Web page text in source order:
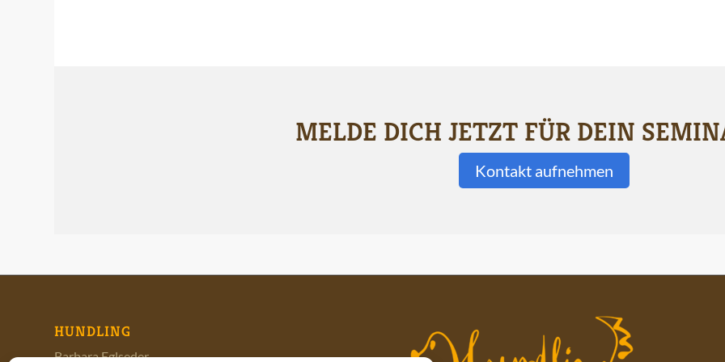
MELDE DICH JETZT FÜR DEIN
Kontakt aufnehmen
HUNDLING
Barbara Eglseder